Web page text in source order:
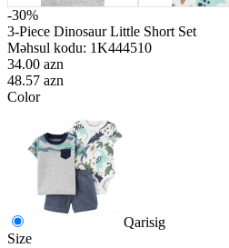
-30%
3-Piece Dinosaur Little Short Set
Məhsul kodu: 1K444510
34.00 azn
48.57 azn
Color
Qarisig
Size